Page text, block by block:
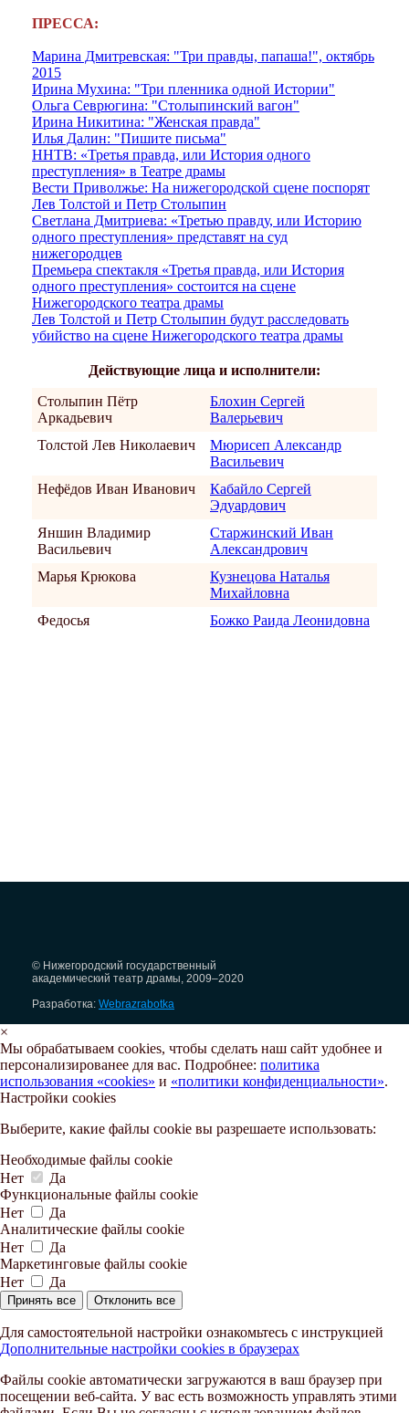
ПРЕССА:
Марина Дмитревская: "Три правды, папаша!", октябрь
2015
Ирина Мухина: "Три пленника одной Истории"
Ольга Севрюгина: "Столыпинский вагон"
Ирина Никитина: "Женская правда"
Илья Далин: "Пишите письма"
ННТВ: «Третья правда, или История одного
преступления» в Театре драмы
Вести Приволжье: На нижегородской сцене поспорят
Лев Толстой и Петр Столыпин
Светлана Дмитриева: «Третью правду, или Историю
одного преступления» представят на суд
нижегородцев
Премьера спектакля «Третья правда, или История
одного преступления» состоится на сцене
Нижегородского театра драмы
Лев Толстой и Петр Столыпин будут расследовать
убийство на сцене Нижегородского театра драмы
Действующие лица и исполнители:
Столыпин Пётр
Аркадьевич
Блохин Сергей
Валерьевич
Толстой Лев Николаевич
Мюрисеп Александр
Васильевич
Нефёдов Иван Иванович
Кабайло Сергей
Эдуардович
Яншин Владимир
Васильевич
Старжинский Иван
Александрович
Марья Крюкова
Кузнецова Наталья
Михайловна
Федосья
Божко Раида Леонидовна
© Нижегородский государственный
академический театр драмы, 2009–2020
Разработка: Webrazrabotka
×
Мы обрабатываем cookies, чтобы сделать наш сайт удобнее и
персонализированее для вас. Подробнее: политика
использования «cookies» и «политики конфиденциальности».
Настройки cookies
Выберите, какие файлы cookie вы разрешаете использовать:
Необходимые файлы cookie
Нет
Да
Функциональные файлы cookie
Нет
Да
Аналитические файлы cookie
Нет
Да
Маркетинговые файлы cookie
Нет
Да
Принять все Отклонить все
Для самостоятельной настройки ознакомьтесь с инструкцией
Дополнительные настройки cookies в браузерах
Файлы cookie автоматически загружаются в ваш браузер при
посещении веб-сайта. У вас есть возможность управлять этими